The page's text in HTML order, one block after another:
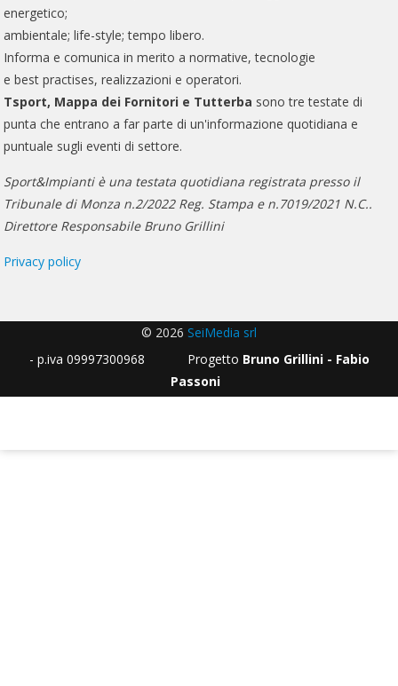
energetico;
ambientale; life-style; tempo libero.
Informa e comunica in merito a normative, tecnologie
e best practises, realizzazioni e operatori.
Tsport, Mappa dei Fornitori e Tutterba sono tre testate di
punta che entrano a far parte di un'informazione quotidiana e
puntuale sugli eventi di settore.
Sport&Impianti è una testata quotidiana registrata presso il
Tribunale di Monza n.2/2022 Reg. Stampa e n.7019/2021 N.C..
Direttore Responsabile Bruno Grillini
Privacy policy
© 2026 SeiMedia srl
- p.iva 09997300968 Progetto Bruno Grillini - Fabio
Passoni